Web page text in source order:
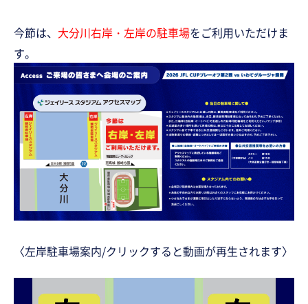
今節は、 大分川右岸・左岸の駐車場をご利用いただけま
す。
〈左岸駐車場案内/クリックすると動画が再生されます〉